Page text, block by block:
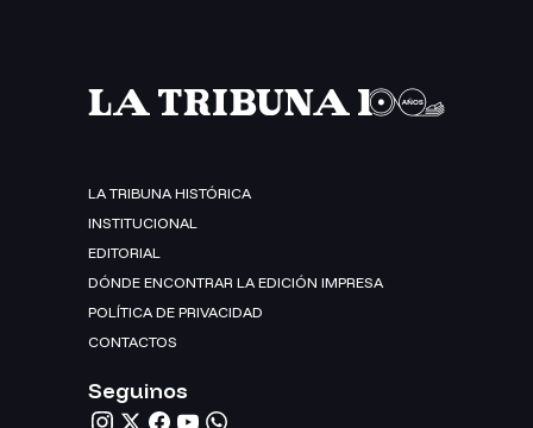
LA TRIBUNA HISTÓRICA
INSTITUCIONAL
EDITORIAL
DÓNDE ENCONTRAR LA EDICIÓN IMPRESA
POLÍTICA DE PRIVACIDAD
CONTACTOS
Seguinos